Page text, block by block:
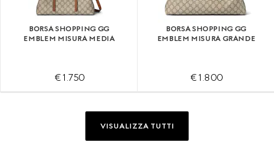
BORSA SHOPPING GG
EMBLEM MISURA MEDIA
€ 1.750
BORSA SHOPPING GG
EMBLEM MISURA GRANDE
€ 1.800
VISUALIZZA TUTTI